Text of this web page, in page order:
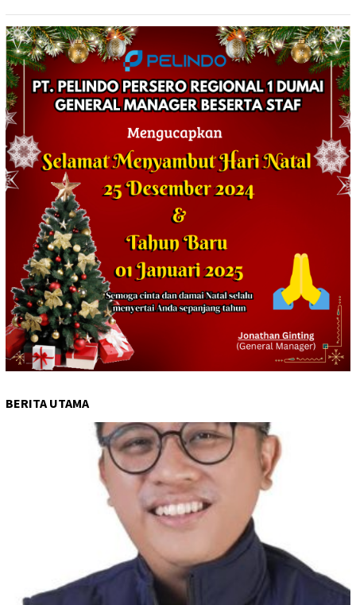
BERITA UTAMA